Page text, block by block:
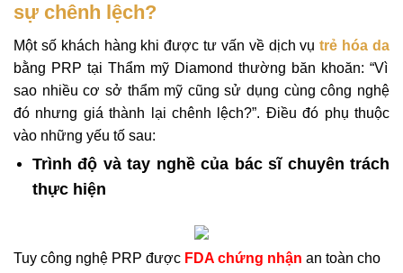
sự chênh lệch?
Một số khách hàng khi được tư vấn về dịch vụtrẻ hóa da
bằng PRP tại Thẩm mỹ Diamond thường băn khoăn: “Vì
sao nhiều cơ sở thẩm mỹ cũng sử dụng cùng công nghệ
đó nhưng giá thành lại chênh lệch?”. Điều đó phụ thuộc
vào những yếu tố sau:
Trình độ và tay nghề của bác sĩ chuyên trách
thực hiện
Tuy công nghệ PRP được FDA chứng nhận an toàn cho